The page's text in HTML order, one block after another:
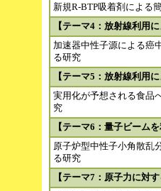
新規R-BTP吸着剤による
【テーマ4：放射線利用
加速器中性子源による癌
る研究
【テーマ5：放射線利用
実用化が予想される食品
究
【テーマ6：量子ビーム
原子炉型中性子小角散乱
る研究
【テーマ7：原子力に対